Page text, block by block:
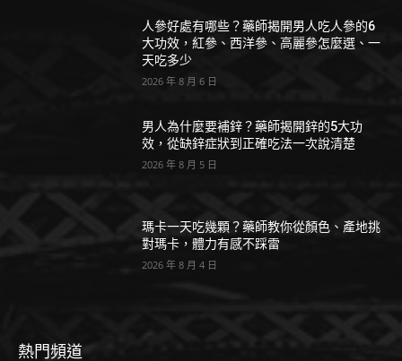
人參好處有哪些？藥師揭開男人吃人參的6
大功效，紅參、西洋參、高麗參怎麼選、一
天吃多少
2026 年 8 月 6 日
男人為什麼要補鋅？藥師揭開鋅的5大功
效，從缺鋅症狀到正確吃法一次說清楚
2026 年 8 月 5 日
瑪卡一天吃幾顆？藥師教你從顏色、產地挑
對瑪卡，體力有感不踩雷
2026 年 8 月 4 日
熱門頻道